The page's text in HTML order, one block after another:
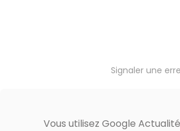
Signaler une
Vous utilisez Google